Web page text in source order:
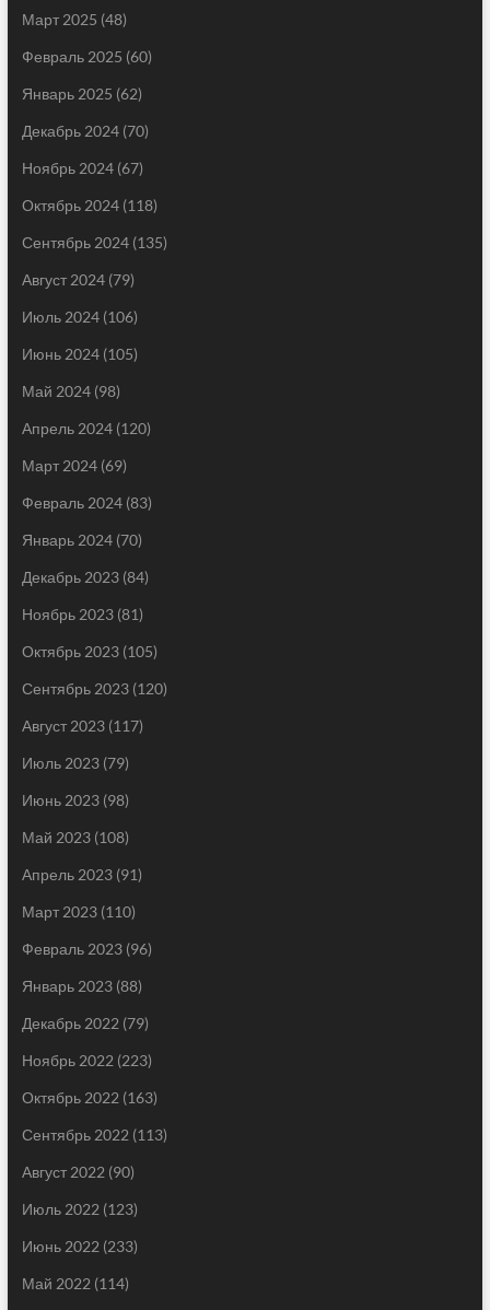
Март 2025 (48)
Февраль 2025 (60)
Январь 2025 (62)
Декабрь 2024(70)
Ноябрь 2024(67)
Октябрь 2024(118)
Сентябрь 2024(135)
Август 2024(79)
Июль 2024(106)
Июнь 2024(105)
Май 2024(98)
Апрель 2024(120)
Март 2024(69)
Февраль 2024(83)
Январь 2024(70)
Декабрь 2023(84)
Ноябрь 2023(81)
Октябрь 2023(105)
Сентябрь 2023(120)
Август 2023(117)
Июль 2023(79)
Июнь 2023(98)
Май 2023(108)
Апрель 2023(91)
Март 2023(110)
Февраль 2023(96)
Январь 2023(88)
Декабрь 2022 (79)
Ноябрь 2022 (223)
Октябрь 2022 (163)
Сентябрь 2022 (113)
Август 2022 (90)
Июль 2022 (123)
Июнь 2022 (233)
Май 2022 (114)